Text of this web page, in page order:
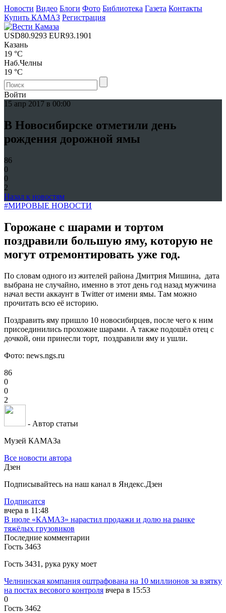
Новости Видео Блоги Фото Библиотека Газета Контакты
Купить КАМАЗ Регистрация
USD80.9293 EUR93.1901
Казань
19 °C
Наб.Челны
19 °C
Войти
15 апр 2017 в 00:00
В Новосибирске отметили день
рождения дорожной ямы
86
0
0
2
Назад к новостям
#МИРОВЫЕ НОВОСТИ
Горожане с шарами и тортом
поздравили большую яму, которую не
могут отремонтировать уже год.
По словам одного из жителей района Дмитрия Мишина, дата
выбрана не случайно, именно в этот день год назад мужчина
начал вести аккаунт в Twitter от имени ямы. Там можно
прочитать всю её историю.
Поздравить яму пришло 10 новосибирцев, после чего к ним
присоединились прохожие шарами. А также подошёл отец с
дочкой, они принесли торт, поздравили яму и ушли.
Фото: news.ngs.ru
86
0
0
2
- Автор статьи
Музей КАМАЗа
Все новости автора
Дзен
Подписывайтесь на наш канал в Яндекс.Дзен
Подписатся
вчера в 11:48
В июле «КАМАЗ» нарастил продажи и долю на рынке
тяжёлых грузовиков
Последние комментарии
Гость 3463
Гость 3431, рука руку моет
Челнинская компания оштрафована на 10 миллионов за взятку
на постах весового контроля вчера в 15:53
0
Гость 3462